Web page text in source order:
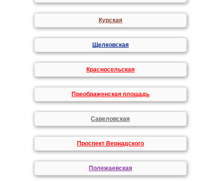
Курская
Щелковская
Красносельская
Преображенская площадь
Савеловская
Проспект Вернадского
Полежаевская